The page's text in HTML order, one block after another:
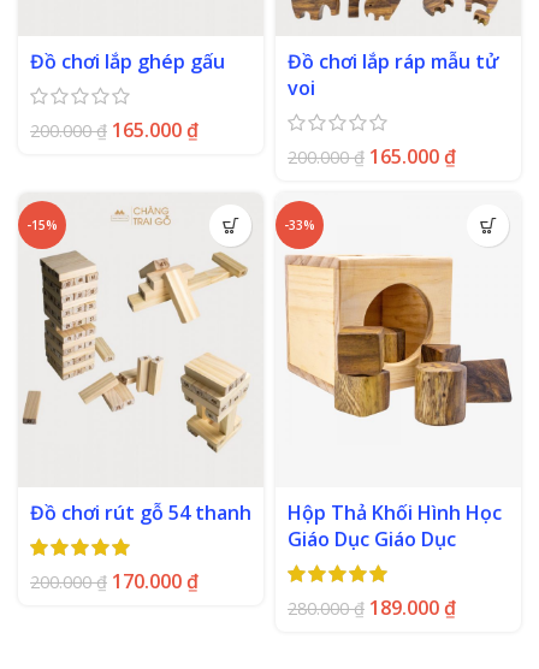
Đồ chơi lắp ghép gấu
200.000₫ 165.000₫
Đồ chơi lắp ráp mẫu tử
voi
200.000₫ 165.000₫
-15%
Đồ chơi rút gỗ 54 thanh
200.000₫ 170.000₫
-33%
Hộp Thả Khối Hình Học
Giáo Dục Giáo Dục
280.000₫ 189.000₫